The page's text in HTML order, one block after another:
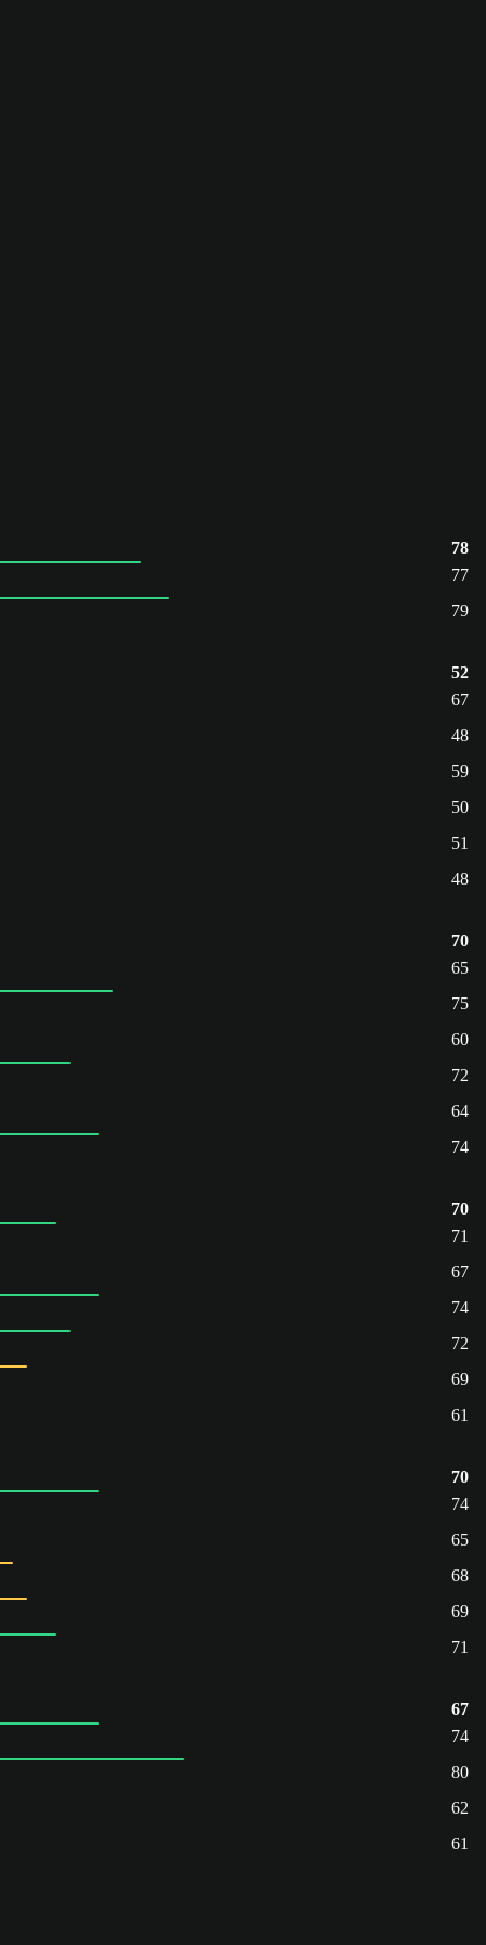
78
77
79
52
67
48
59
50
51
48
70
65
75
60
72
64
74
70
71
67
74
72
69
61
70
74
65
68
69
71
67
74
80
62
61